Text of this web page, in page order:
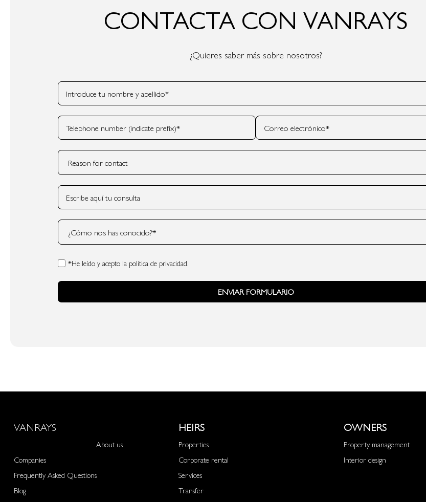
CONTACTA CON VANRAYS
¿Quieres saber más sobre nosotros?
*He leído y acepto la política de privacidad.
ENVIAR FORMULARIO
VANRAYS
About us
Companies
Frequently Asked Questions
Blog
HEIRS
Properties
Corporate rental
Services
Transfer
OWNERS
Property management
Interior design